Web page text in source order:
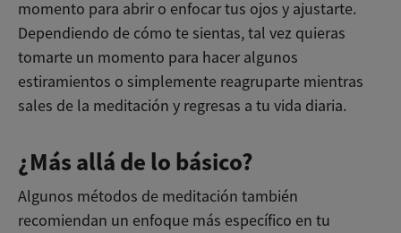
momento para abrir o enfocar tus ojos y ajustarte.
Dependiendo de cómo te sientas, tal vez quieras
tomarte un momento para hacer algunos
estiramientos o simplemente reagruparte mientras
sales de la meditación y regresas a tu vida diaria.
¿Más allá de lo básico?
Algunos métodos de meditación también
recomiendan un enfoque más específico en tu